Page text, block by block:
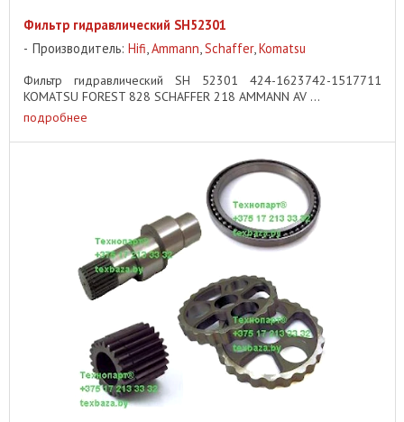
Фильтр гидравлический SH52301
Производитель: Hifi,Ammann,Schaffer,Komatsu
Фильтр гидравлический SH 52301 424-1623742-1517711
KOMATSU FOREST 828 SCHAFFER 218 AMMANN AV ...
подробнее